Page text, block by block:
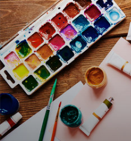
COOK ONLY
http://www.cookonly.fr
Le site Étude de cas